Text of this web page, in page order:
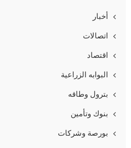
أخبار
اتصالات
اقتصاد
البوابه الزراعية
بترول وطاقه
بنوك وتأمين
بورصة وشركات